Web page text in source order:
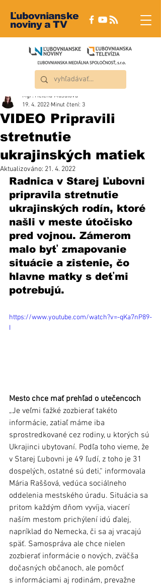
Ľubovnianske
noviny a TV
VIDEO Pripravili
stretnutie
ukrajinských matiek
Mgr. Helena Musalová
19. 4. 2022 Minut čtení: 3
Aktualizováno: 21. 4. 2022
Radnica v Starej Ľubovni
pripravila stretnutie
ukrajinských rodín, ktoré
našli v meste útočisko
pred vojnou. Zámerom
malo byť zmapovanie
situácie a zistenie, čo
hlavne matky s deťmi
potrebujú.
https://www.youtube.com/watch?v=-qKa7nP89-
I
Mesto chce mať prehľad o utečencoch
„Je veľmi ťažké zozbierať takéto
informácie, zatiaľ máme iba
sprostredkované cez rodiny, u ktorých sú
Ukrajinci ubytovaní. Podľa toho vieme, že
v Starej Ľubovni je 49 ľudí, z toho je 31
dospelých, ostatné sú deti,“ informovala
Mária Raššová, vedúca sociálneho
oddelenia mestského úradu. Situácia sa
pritom každým dňom vyvíja, viacerí
naším mestom prichýlení idú ďalej,
napríklad do Nemecka, či sa aj vracajú
späť. Samospráva ale chce nielen
zozbierať informácie o nových, zväčša
dočasných občanoch, ale pomôcť
s informáciami aj rodinám, prevažne